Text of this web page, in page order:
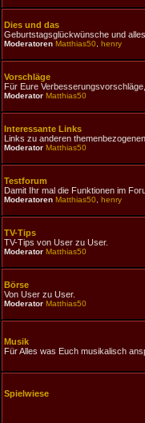
Dies und das
Geburtstagsglückwünsche und
Moderatoren Matthias50, henry
Vorschläge
Für Eure
Moderator Matthias50
Interessante Links
Links zu anderen
Moderator Matthias50
Testforum
Damit Ihr mal die Funktionen im
Moderatoren Matthias50, henry
TV-Tips
TV-Tips von User zu User.
Moderator Matthias50
Börse
Von User zu User.
Moderator Matthias50
Musik
Für Alles was Euch musikalisch
Spielwiese